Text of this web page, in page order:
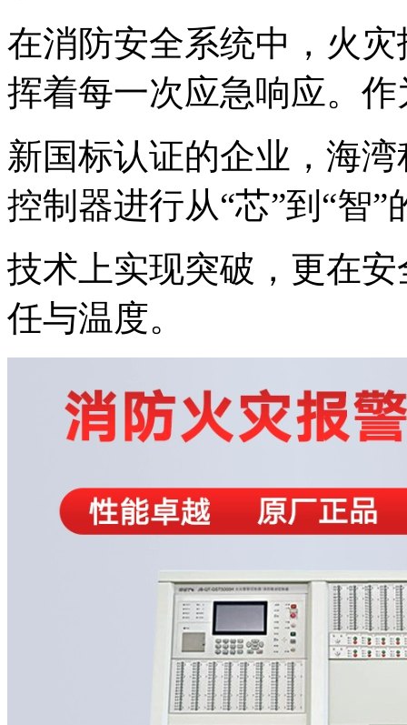
在消防安全系统中，火
挥着每一次应急响应。作
新国标认证的企业，海
控制器进行从“芯”到“智
技术上实现突破，更在
任与温度。